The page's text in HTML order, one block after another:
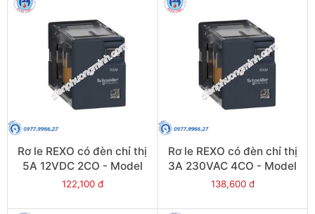
Rơ le REXO có đèn chỉ thị
5A 12VDC 2CO - Model
RXM2LB2JD
122,100 đ
Rơ le REXO có đèn chỉ thị
3A 230VAC 4CO - Model
RXM4LB2P7
138,600 đ